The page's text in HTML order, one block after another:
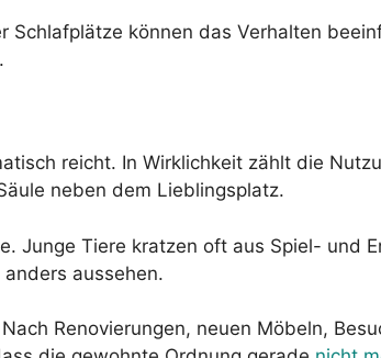
Schlafplätze können das Verhalten
reicht. In Wirklichkeit zählt die
neben dem Lieblingsplatz.
Junge Tiere kratzen oft aus Spiel- und
aussehen.
Renovierungen, neuen Möbeln,